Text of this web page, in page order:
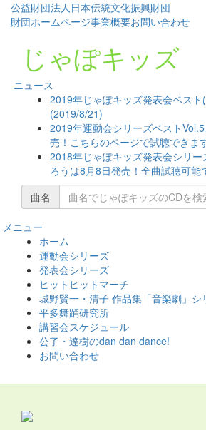
公益財団法人日本伝統文化振興財団
財団ホームページ事業概要お問い合わせ
じゃぽキッズ
ニュース
2019年じゃぽキッズ発表会ベスト
(2019/8/21)
2019年運動会シリーズベスト
売！こちらのページで試聴できま
2018年じゃぽキッズ発表会シリ
ろうは8月8日発売！全曲試聴可能
曲名
メニュー
ホーム
運動会シリーズ
発表会シリーズ
ヒットヒットマーチ
城野賢一・清子 作品集「音楽劇」シ
平多舞踊研究所
講習会スケジュール
公了・達樹のdan dan dance!
お問い合わせ